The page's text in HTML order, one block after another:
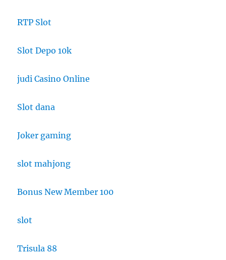
RTP Slot
Slot Depo 10k
judi Casino Online
Slot dana
Joker gaming
slot mahjong
Bonus New Member 100
slot
Trisula 88